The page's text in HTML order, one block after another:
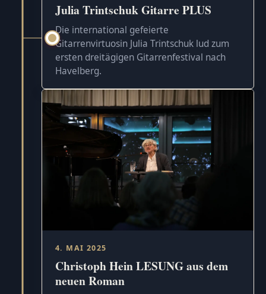
Julia Trintschuk Gitarre PLUS
Die international gefeierte
Gitarrenvirtuosin Julia Trintschuk lud zum
ersten dreitägigen Gitarrenfestival nach
Havelberg.
4. MAI 2025
Christoph Hein LESUNG aus dem
neuen Roman